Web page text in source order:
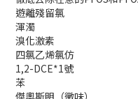
遊離殘留氯
渾濁
溴化激素
四氯乙烯氯仿
1,2-DCE*1號
苯